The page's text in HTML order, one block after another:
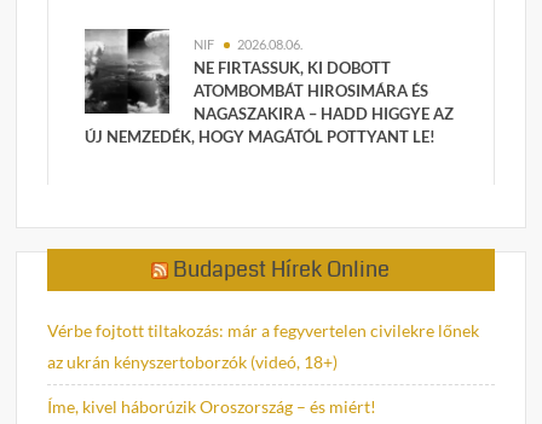
NIF 2026.08.06.
NE FIRTASSUK, KI DOBOTT
ATOMBOMBÁT HIROSIMÁRA ÉS
NAGASZAKIRA – HADD HIGGYE AZ
ÚJ NEMZEDÉK, HOGY MAGÁTÓL POTTYANT LE!
Budapest Hírek Online
Vérbe fojtott tiltakozás: már a fegyvertelen civilekre lőnek
az ukrán kényszertoborzók (videó, 18+)
Íme, kivel háborúzik Oroszország – és miért!